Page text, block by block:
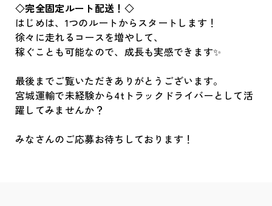
◇完全固定ルート配送！◇
はじめは、1つのルートからスタートします！
徐々に走れるコースを増やして、
稼ぐことも可能なので、成長も実感できます✨
最後までご覧いただきありがとうございます。
宮城運輸で未経験から4tトラックドライバーとして活
躍してみませんか？
みなさんのご応募お待ちしております！